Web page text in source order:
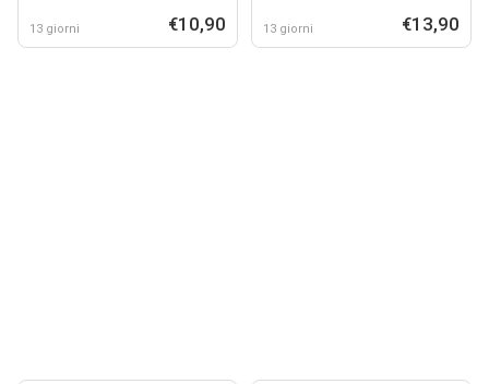
13 giorni €10,90 13 giorni €13,90